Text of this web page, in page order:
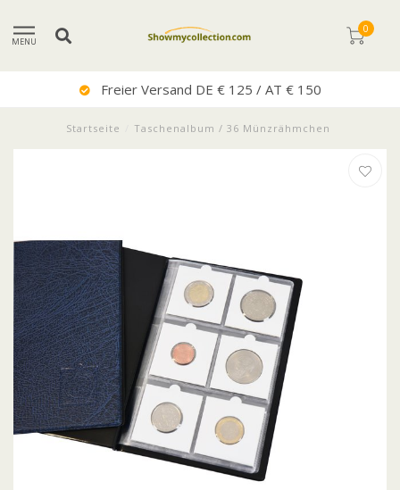
MENU
0
Freier Versand DE € 125 / AT € 150
Startseite Taschenalbum / 36 Münzrähmchen